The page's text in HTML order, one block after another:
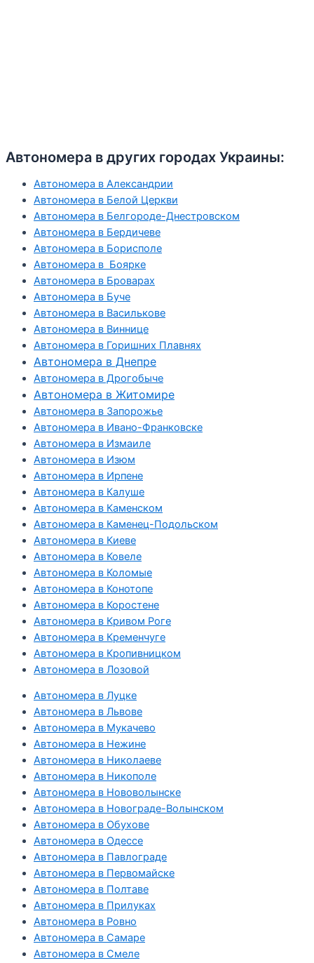
Автономера в других городах Украины:
Автономера в Александрии
Автономера в Белой Церкви
Автономера в Белгороде-Днестровском
Автономера в Бердичеве
Автономера в Борисполе
Автономера в Боярке
Автономера в Броварах
Автономера в Буче
Автономера в Василькове
Автономера в Виннице
Автономера в Горишних Плавнях
Автономера в Днепре
Автономера в Дрогобыче
Автономера в Житомире
Автономера в Запорожье
Автономера в Ивано-Франковске
Автономера в Измаиле
Автономера в Изюм
Автономера в Ирпене
Автономера в Калуше
Автономера в Каменском
Автономера в Каменец-Подольском
Автономера в Киеве
Автономера в Ковеле
Автономера в Коломые
Автономера в Конотопе
Автономера в Коростене
Автономера в Кривом Роге
Автономера в Кременчуге
Автономера в Кропивницком
Автономера в Лозовой
Автономера в Луцке
Автономера в Львове
Автономера в Мукачево
Автономера в Нежине
Автономера в Николаеве
Автономера в Никополе
Автономера в Нововолынске
Автономера в Новограде-Волынском
Автономера в Обухове
Автономера в Одессе
Автономера в Павлограде
Автономера в Первомайске
Автономера в Полтаве
Автономера в Прилуках
Автономера в Ровно
Автономера в Самаре
Автономера в Смеле